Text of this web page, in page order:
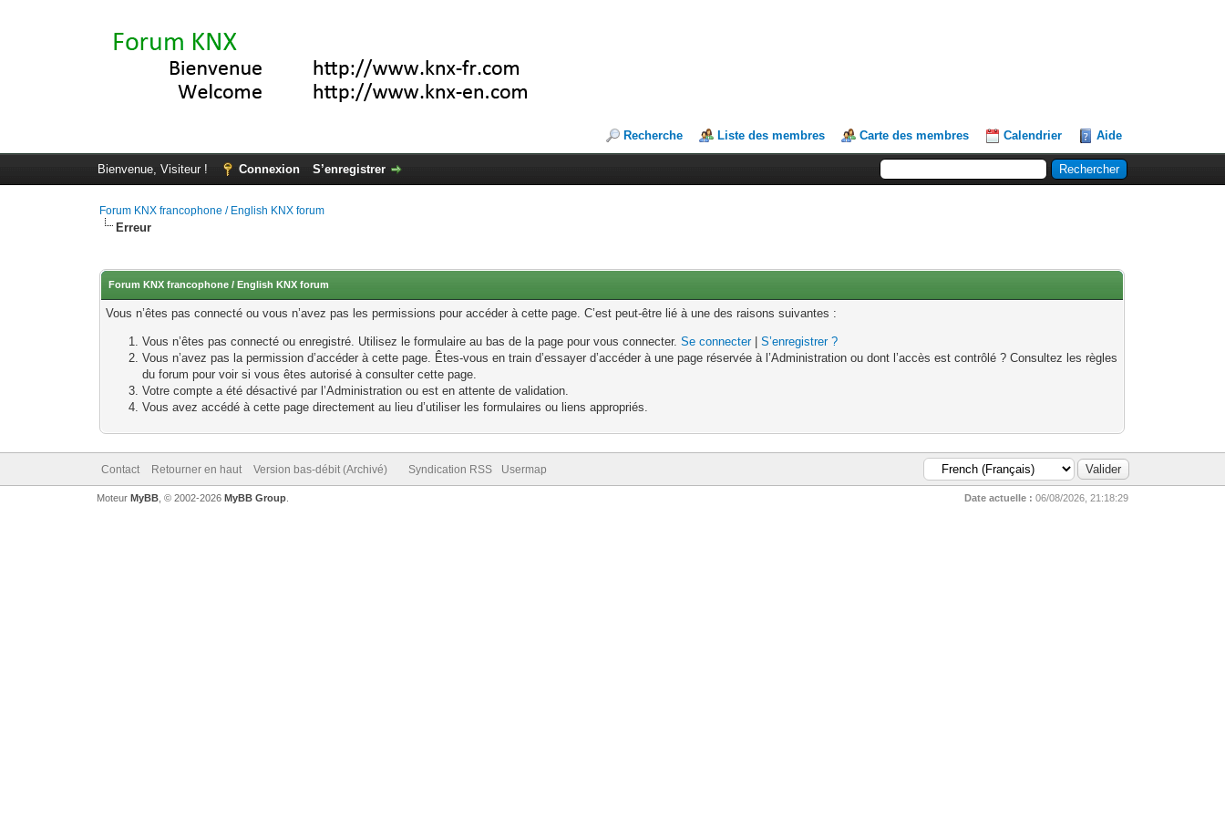
Recherche Liste des membres Carte des membres Calendrier Aide
Bienvenue, Visiteur ! Connexion S’enregistrer
Forum KNX francophone / English KNX forum
Erreur
Forum KNX francophone / English KNX forum
Vous n’êtes pas connecté ou vous n’avez pas les permissions pour accéder à cette page. C’est peut-être lié à une des raisons suivantes :
Vous n’êtes pas connecté ou enregistré. Utilisez le formulaire au bas de la page pour vous connecter.Se connecter|S’enregistrer ?
Vous n’avez pas la permission d’accéder à cette page. Êtes-vous en train d’essayer d’accéder à une page réservée à l’Administration ou dont l’accès est contrôlé ? Consultez les règles
du forum pour voir si vous êtes autorisé à consulter cette page.
Votre compte a été désactivé par l’Administration ou est en attente de validation.
Vous avez accédé à cette page directement au lieu d’utiliser les formulaires ou liens appropriés.
Contact Retourner en haut Version bas-débit (Archivé) Syndication RSS Usermap
Date actuelle : 06/08/2026, 21:18:29
Moteur MyBB, © 2002-2026 MyBB Group.